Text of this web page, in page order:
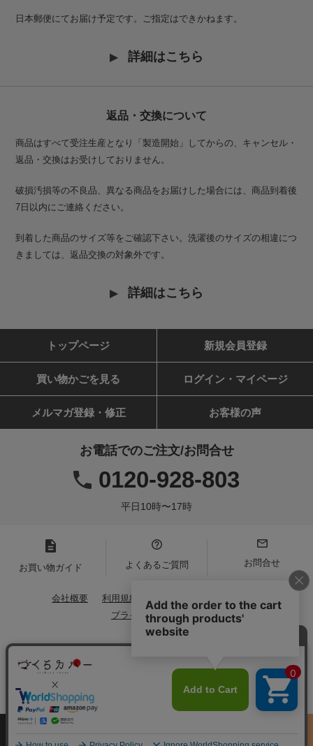
日本郵便にてお届け予定です。ご指定はできかねます。
詳細はこちら
返品・交換について
商品はすべて受注生産となり「製造開始」してからの、キャンセル・
返品・交換はお受けしておりません。
破損汚損等の不良品、異なる商品をお届けした場合には、商品到着後
7日以内にご連絡ください。
到着した商品のサイズ等をご確認下さい。洗濯後のサイズの相違につ
きましては、返品交換の対象外です。
詳細はこちら
トップページ 新規会員登録
買い物かごを見る ログイン・マイページ
メルマガ登録・修正 お客様の声
お電話でのご注文/お問合せ
0120-928-803
平日10時〜17時
お買い物ガイド よくあるご質問 お問合せ
会社概要 利用規約
プライバシーポリシー